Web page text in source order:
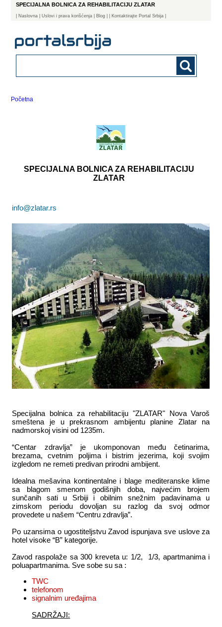
SPECIJALNA BOLNICA ZA REHABILITACIJU ZLATAR
Naslovna | Uslovi i prava korišćenja Blog | Kontaktirajte Portal Srbija |
Početna
SPECIJALNA BOLNICA ZA REHABILITACIJU
ZLATAR
info@zlatar.rs
Specijalna bolnica za rehabilitaciju "ZLATAR" Nova Varoš
smeštena je u prekrasnom ambijentu planine Zlatar na
nadmorskoj visini od 1235m.
“Centar zdravlja” je ukomponovan među četinarima,
brezama, cvetnim poljima i bistrim jezerima, koji svojim
izgledom ne remeti predivan prirodni ambijent.
Idealna mešavina kontinentalne i blage mediteranske klime
sa blagom smenom godišnjih doba, najvećim brojem
sunčanih sati u Srbiji i obilnim snežnim padavinama u
zimskom periodu dovoljan su razlog da svoj odmor
provedete u našem “Centru zdravlja”.
Po uzansima o ugostiteljstvu Zavod ispunjava sve uslove za
hotel visoke “B” kategorije.
Zavod raspolaže sa 300 kreveta u: 1/2, 1/3, apartmanima i
poluapartmanima. Sve sobe su sa :
TWC
telefonom
signalnim uređajima
SADRŽAJI: